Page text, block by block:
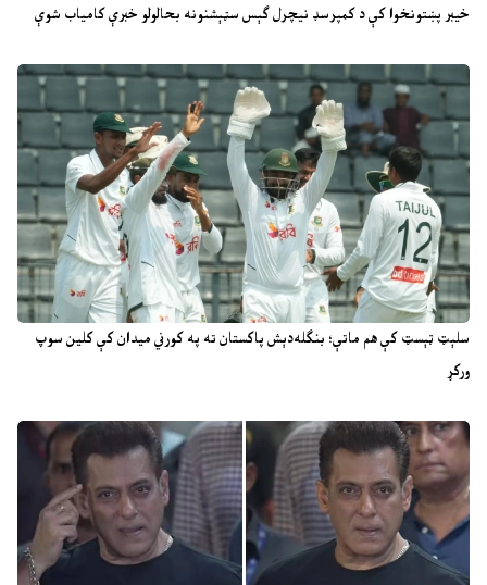
خیبر پښتونخوا کې د کمپرسډ نیچرل ګېس سټېشنونه بحالولو خبرې کامیاب شوې
سلېټ ټېسټ کې هم ماتې؛ بنګله‌دېش پاکستان ته په کورني میدان کې کلین سوپ
ورکړ